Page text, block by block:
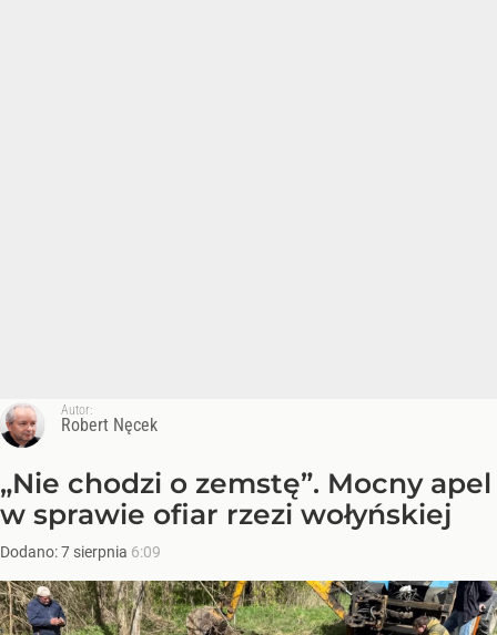
Autor:
Robert Nęcek
„Nie chodzi o zemstę”. Mocny apel
w sprawie ofiar rzezi wołyńskiej
Dodano:7 sierpnia 6:09